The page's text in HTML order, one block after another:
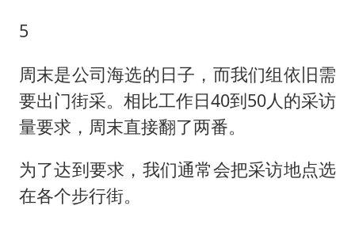
5
周末是公司海选的日子，而我们组依旧需
要出门街采。相比工作日40到50人的采访
量要求，周末直接翻了两番。
为了达到要求，我们通常会把采访地点选
在各个步行街。